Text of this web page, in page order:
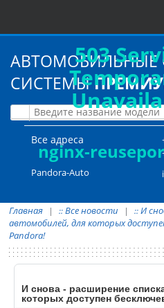
503
nginx-
АВТОМОБИЛЬНЫЕ
СИСТЕМЫ
Все адреса
Pandora-Auto
Главная ::Все новости ::И
автомобилей, для которых
Pandora!
И снова - расширение
которых доступен